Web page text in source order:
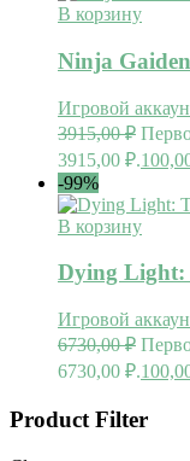
В корзину
Ninja
Игровой
3915,00₽
3915,00 ₽.
-99%
В корзину
Dying Light:
Игровой
6730,00₽
6730,00 ₽.
Product Filter